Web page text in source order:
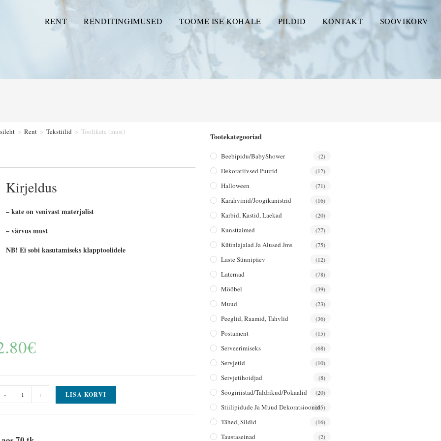
RENT RENDITINGIMUSED TOOME ISE KOHALE PILDID KONTAKT SOOVIKORV
> Rent > Tekstiilid > Toolikate (must)
Kirjeldus
– kate on venivast materjalist
– värvus must
NB! Ei sobi kasutamiseks klapptoolidele
€
- + LISA KORVI
Tootekategooriad
Beebipidu/BabyShower (2)
Dekoratiivsed Puurid (12)
Halloween (71)
Karahvinid/joogikanistrid (16)
Karbid, Kastid, Laekad (20)
Kunsttaimed (27)
Küünlajalad Ja Alused Jms (75)
Laste Sünnipäev (12)
Laternad (78)
Mööbel (39)
Muud (23)
Peeglid, Raamid, Tahvlid (36)
Postament (15)
Serveerimiseks (68)
Servjetid (10)
Servjetihoidjad (8)
Söögiriistad/taldrikud/pokaalid (20)
Stiilipidude Ja Muud Dekoratsioonid(65)
Tähed, Sildid (16)
Taustaseinad (2)